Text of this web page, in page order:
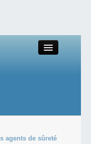
agents de sûreté